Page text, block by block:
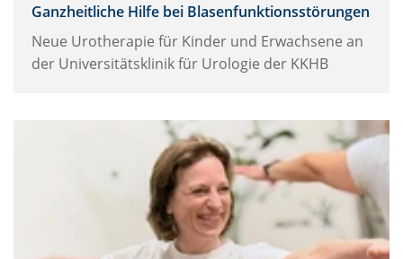
Ganzheitliche Hilfe bei Blasenfunktionsstörungen
Neue Urotherapie für Kinder und Erwachsene an
der Universitätsklinik für Urologie der KKHB